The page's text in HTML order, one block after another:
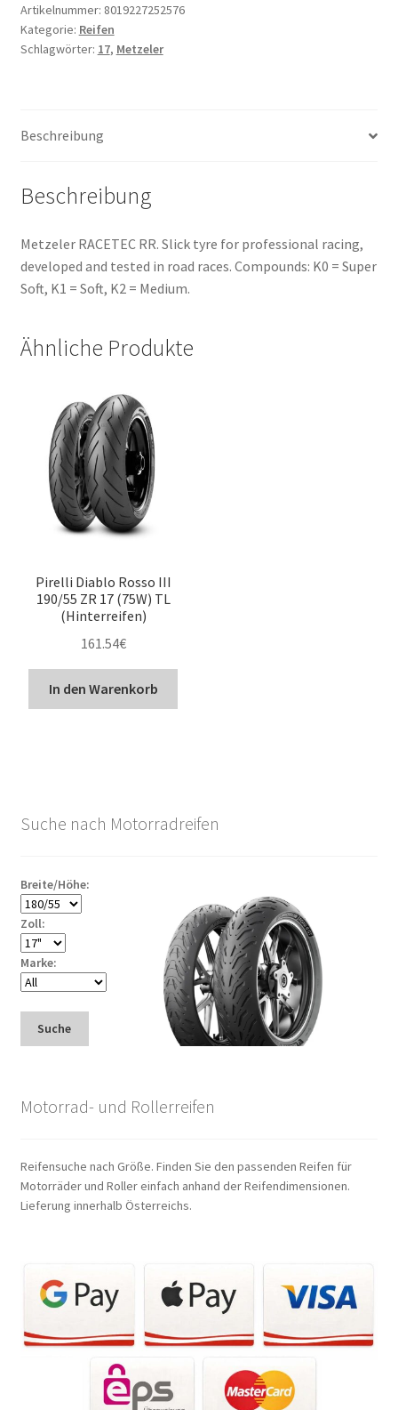
Artikelnummer: 8019227252576
Kategorie: Reifen
Schlagwörter: 17, Metzeler
Beschreibung
Beschreibung
Metzeler RACETEC RR. Slick tyre for professional racing,
developed and tested in road races. Compounds: K0 = Super
Soft, K1 = Soft, K2 = Medium.
Ähnliche Produkte
Pirelli Diablo Rosso III
190/55 ZR 17 (75W) TL
(Hinterreifen)
161.54€
In den Warenkorb
Suche nach Motorradreifen
Breite/Höhe:
Zoll:
Marke:
Suche
Motorrad- und Rollerreifen
Reifensuche nach Größe. Finden Sie den passenden Reifen für
Motorräder und Roller einfach anhand der Reifendimensionen.
Lieferung innerhalb Österreichs.